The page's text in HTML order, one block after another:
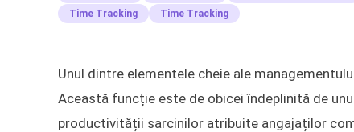
Time Tracking
Time Tracking
Unul dintre elementele cheie ale
Această funcție este de obicei îndeplinită de
productivității sarcinilor atribuite angajaților